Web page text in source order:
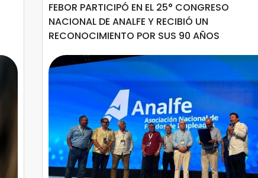
FEBOR PARTICIPÓ EN EL 25° CONGRESO
NACIONAL DE ANALFE Y RECIBIÓ UN
RECONOCIMIENTO POR SUS 90 AÑOS